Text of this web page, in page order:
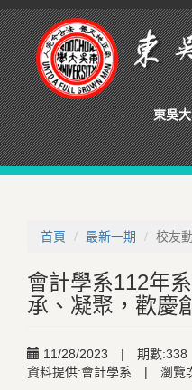
東吳
首頁
最新一期 校友
會計學系112年
承、凝聚，歡慶
11/28/2023 | 期數:338
資料提供:會計學系
| 瀏覽